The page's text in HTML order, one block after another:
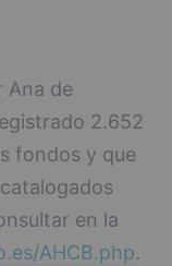
Ana de
2.652
fondos y que
en la
AHCB.php.